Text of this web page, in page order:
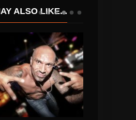
ALSO LIKE...